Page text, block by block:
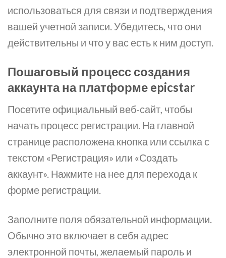
использоваться для связи и подтверждения
вашей учетной записи. Убедитесь, что они
действительны и что у вас есть к ним доступ.
Пошаговый процесс создания
аккаунта на платформе epicstar
Посетите официальный веб-сайт, чтобы
начать процесс регистрации. На главной
странице расположена кнопка или ссылка с
текстом «Регистрация» или «Создать
аккаунт». Нажмите на нее для перехода к
форме регистрации.
Заполните поля обязательной информации.
Обычно это включает в себя адрес
электронной почты, желаемый пароль и